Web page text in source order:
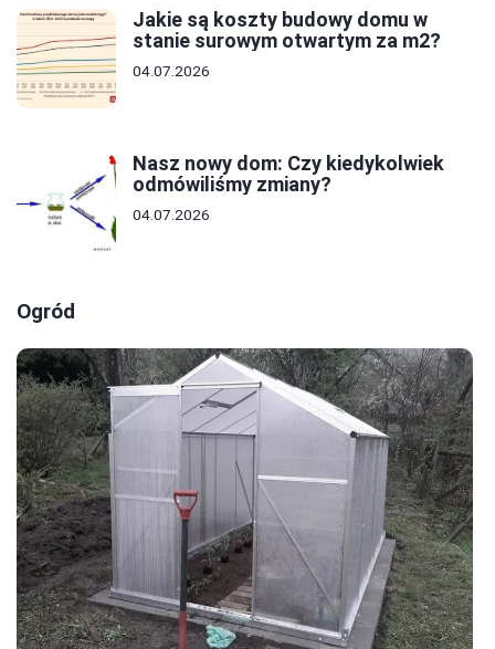
Jakie są koszty budowy domu w
stanie surowym otwartym za m2?
04.07.2026
Nasz nowy dom: Czy kiedykolwiek
odmówiliśmy zmiany?
04.07.2026
Ogród